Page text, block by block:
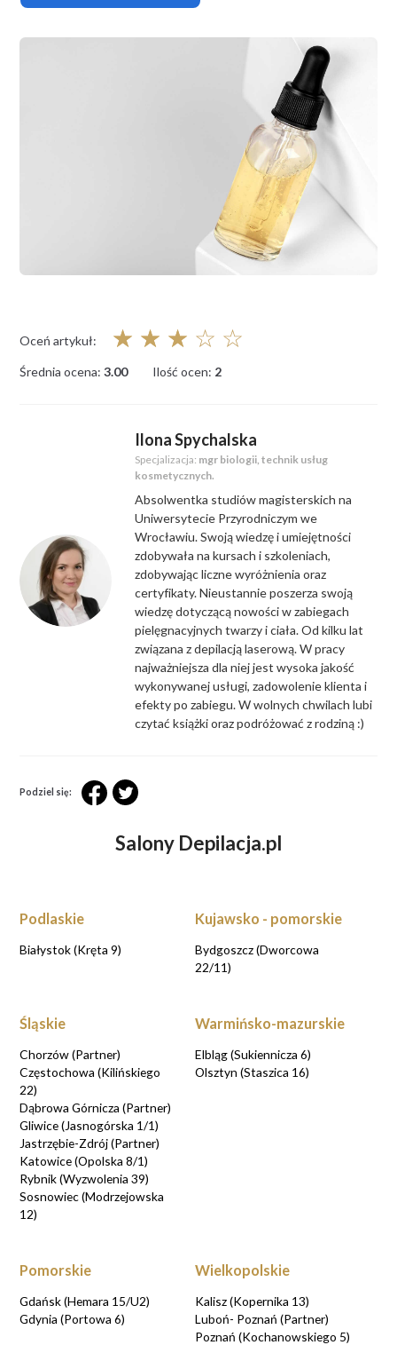
Oceń artykuł: ☆ ☆ ☆ ☆ ☆
Średnia ocena: 3.00 Ilość ocen: 2
Ilona Spychalska
Specjalizacja: mgr biologii, technik usług
kosmetycznych.
Absolwentka studiów magisterskich na
Uniwersytecie Przyrodniczym we
Wrocławiu. Swoją wiedzę i umiejętności
zdobywała na kursach i szkoleniach,
zdobywając liczne wyróżnienia oraz
certyfikaty. Nieustannie poszerza swoją
wiedzę dotyczącą nowości w zabiegach
pielęgnacyjnych twarzy i ciała. Od kilku lat
związana z depilacją laserową. W pracy
najważniejsza dla niej jest wysoka jakość
wykonywanej usługi, zadowolenie klienta i
efekty po zabiegu. W wolnych chwilach lubi
czytać książki oraz podróżować z rodziną :)
Podziel się:
Salony Depilacja.pl
Podlaskie
Białystok (Kręta 9)
Kujawsko - pomorskie
Bydgoszcz (Dworcowa
22/11)
Śląskie
Chorzów (Partner)
Częstochowa (Kilińskiego
22)
Dąbrowa Górnicza (Partner)
Gliwice (Jasnogórska 1/1)
Jastrzębie-Zdrój (Partner)
Katowice (Opolska 8/1)
Rybnik (Wyzwolenia 39)
Sosnowiec (Modrzejowska
12)
Warmińsko-mazurskie
Elbląg (Sukiennicza 6)
Olsztyn (Staszica 16)
Pomorskie
Gdańsk (Hemara 15/U2)
Gdynia (Portowa 6)
Wielkopolskie
Kalisz (Kopernika 13)
Luboń- Poznań (Partner)
Poznań (Kochanowskiego 5)